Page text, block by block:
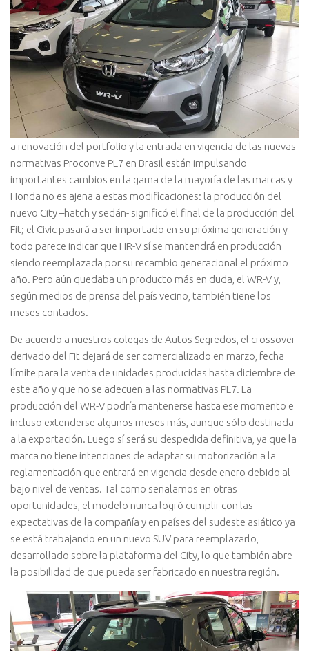
a renovación del portfolio y la entrada en vigencia de las nuevas
normativas Proconve PL7 en Brasil están impulsando
importantes cambios en la gama de la mayoría de las marcas y
Honda no es ajena a estas modificaciones: la producción del
nuevo City –hatch y sedán- significó el final de la producción del
Fit; el Civic pasará a ser importado en su próxima generación y
todo parece indicar que HR-V sí se mantendrá en producción
siendo reemplazada por su recambio generacional el próximo
año. Pero aún quedaba un producto más en duda, el WR-V y,
según medios de prensa del país vecino, también tiene los
meses contados.
De acuerdo a nuestros colegas de Autos Segredos, el crossover
derivado del Fit dejará de ser comercializado en marzo, fecha
límite para la venta de unidades producidas hasta diciembre de
este año y que no se adecuen a las normativas PL7. La
producción del WR-V podría mantenerse hasta ese momento e
incluso extenderse algunos meses más, aunque sólo destinada
a la exportación. Luego sí será su despedida definitiva, ya que la
marca no tiene intenciones de adaptar su motorización a la
reglamentación que entrará en vigencia desde enero debido al
bajo nivel de ventas. Tal como señalamos en otras
oportunidades, el modelo nunca logró cumplir con las
expectativas de la compañía y en países del sudeste asiático ya
se está trabajando en un nuevo SUV para reemplazarlo,
desarrollado sobre la plataforma del City, lo que también abre
la posibilidad de que pueda ser fabricado en nuestra región.